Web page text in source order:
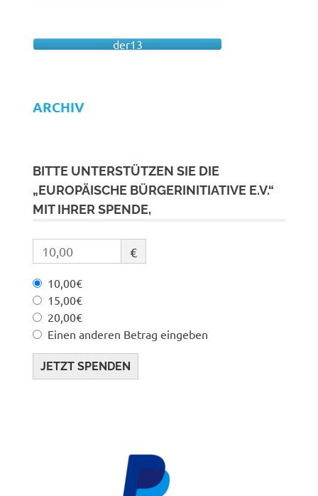
der13
ARCHIV
BITTE UNTERSTÜTZEN SIE DIE
„EUROPÄISCHE BÜRGERINITIATIVE E.V.“
MIT IHRER SPENDE,
€
10,00€
15,00€
20,00€
Einen anderen Betrag eingeben
JETZT SPENDEN